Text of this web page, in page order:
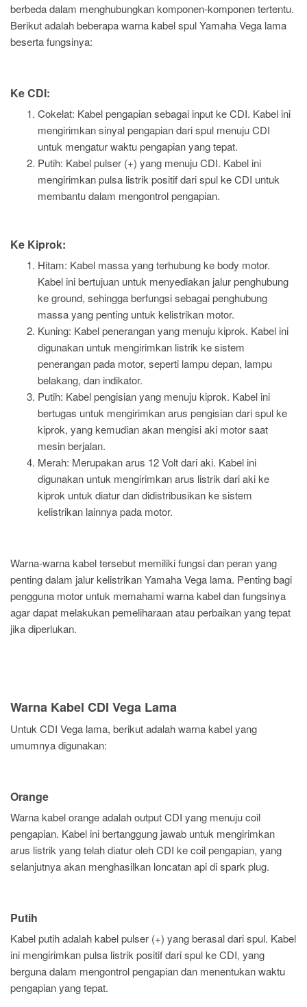
berbeda dalam menghubungkan komponen-komponen tertentu.
Berikut adalah beberapa warna kabel spul Yamaha Vega lama
beserta fungsinya:
Ke CDI:
Cokelat: Kabel pengapian sebagai input ke CDI. Kabel ini
mengirimkan sinyal pengapian dari spul menuju CDI
untuk mengatur waktu pengapian yang tepat.
Putih: Kabel pulser (+) yang menuju CDI. Kabel ini
mengirimkan pulsa listrik positif dari spul ke CDI untuk
membantu dalam mengontrol pengapian.
Ke Kiprok:
Hitam: Kabel massa yang terhubung ke body motor.
Kabel ini bertujuan untuk menyediakan jalur penghubung
ke ground, sehingga berfungsi sebagai penghubung
massa yang penting untuk kelistrikan motor.
Kuning: Kabel penerangan yang menuju kiprok. Kabel ini
digunakan untuk mengirimkan listrik ke sistem
penerangan pada motor, seperti lampu depan, lampu
belakang, dan indikator.
Putih: Kabel pengisian yang menuju kiprok. Kabel ini
bertugas untuk mengirimkan arus pengisian dari spul ke
kiprok, yang kemudian akan mengisi aki motor saat
mesin berjalan.
Merah: Merupakan arus 12 Volt dari aki. Kabel ini
digunakan untuk mengirimkan arus listrik dari aki ke
kiprok untuk diatur dan didistribusikan ke sistem
kelistrikan lainnya pada motor.
Warna-warna kabel tersebut memiliki fungsi dan peran yang
penting dalam jalur kelistrikan Yamaha Vega lama. Penting bagi
pengguna motor untuk memahami warna kabel dan fungsinya
agar dapat melakukan pemeliharaan atau perbaikan yang tepat
jika diperlukan.
Warna Kabel CDI Vega Lama
Untuk CDI Vega lama, berikut adalah warna kabel yang
umumnya digunakan:
Orange
Warna kabel orange adalah output CDI yang menuju coil
pengapian. Kabel ini bertanggung jawab untuk mengirimkan
arus listrik yang telah diatur oleh CDI ke coil pengapian, yang
selanjutnya akan menghasilkan loncatan api di spark plug.
Putih
Kabel putih adalah kabel pulser (+) yang berasal dari spul. Kabel
ini mengirimkan pulsa listrik positif dari spul ke CDI, yang
berguna dalam mengontrol pengapian dan menentukan waktu
pengapian yang tepat.